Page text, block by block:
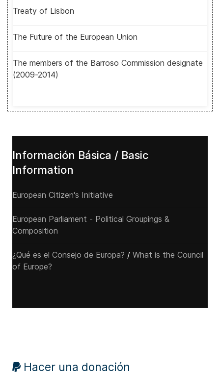
Treaty of Lisbon
The Future of the European Union
The members of the Barroso Commission designate
(2009-2014)
Información Básica / Basic
Information
European Citizen's Initiative
European Parliament - Political Groupings &
Composition
¿Qué es el Consejo de Europa? / What is the Council
of Europe?
Hacer una donación